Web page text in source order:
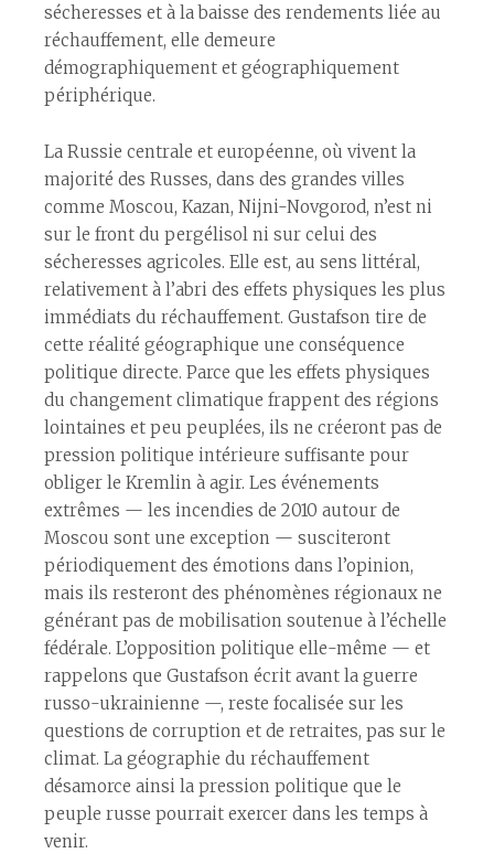
sécheresses et à la baisse des rendements liée au
réchauffement, elle demeure
démographiquement et géographiquement
périphérique.
La Russie centrale et européenne, où vivent la
majorité des Russes, dans des grandes villes
comme Moscou, Kazan, Nijni-Novgorod, n’est ni
sur le front du pergélisol ni sur celui des
sécheresses agricoles. Elle est, au sens littéral,
relativement à l’abri des effets physiques les plus
immédiats du réchauffement. Gustafson tire de
cette réalité géographique une conséquence
politique directe. Parce que les effets physiques
du changement climatique frappent des régions
lointaines et peu peuplées, ils ne créeront pas de
pression politique intérieure suffisante pour
obliger le Kremlin à agir. Les événements
extrêmes — les incendies de 2010 autour de
Moscou sont une exception — susciteront
périodiquement des émotions dans l’opinion,
mais ils resteront des phénomènes régionaux ne
générant pas de mobilisation soutenue à l’échelle
fédérale. L’opposition politique elle-même — et
rappelons que Gustafson écrit avant la guerre
russo-ukrainienne —, reste focalisée sur les
questions de corruption et de retraites, pas sur le
climat. La géographie du réchauffement
désamorce ainsi la pression politique que le
peuple russe pourrait exercer dans les temps à
venir.